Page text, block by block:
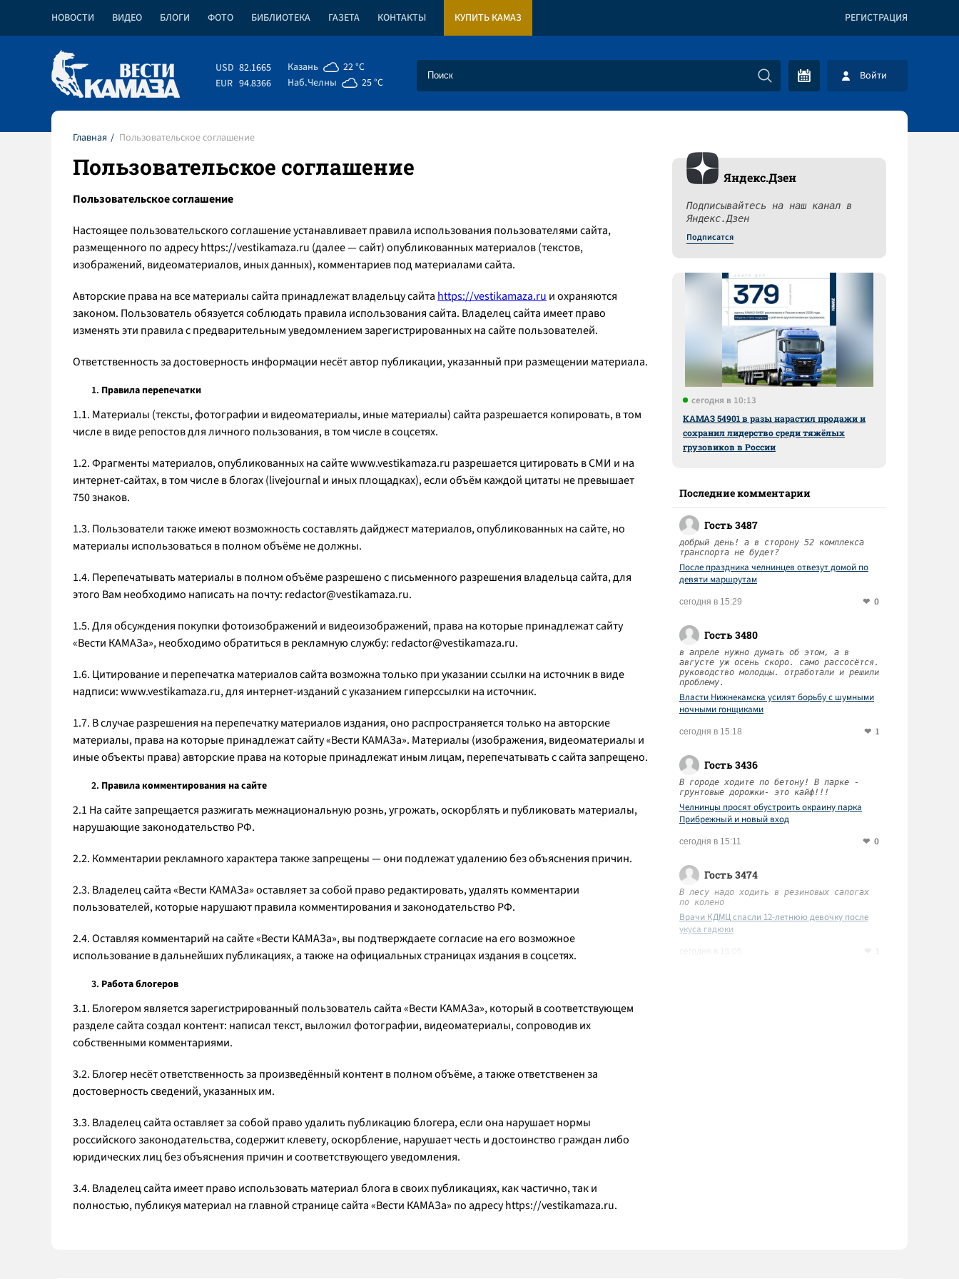
НОВОСТИ ВИДЕО БЛОГИ ФОТО БИБЛИОТЕКА ГАЗЕТА КОНТАКТЫ КУПИТЬ КАМАЗ РЕГИСТРАЦИЯ
USD 82.1665
EUR 94.8366
Казань
22 °C
Наб.Челны
25 °C Войти
Главная Пользовательское соглашение
Пользовательское соглашение
Пользовательское соглашение
Настоящее пользовательского соглашение устанавливает правила использования пользователями сайта,
размещенного по адресу https://vestikamaza.ru (далее — сайт) опубликованных материалов (текстов,
изображений, видеоматериалов, иных данных), комментариев под материалами сайта.
Авторские права на все материалы сайта принадлежат владельцу сайта https://vestikamaza.ru и охраняются
законом. Пользователь обязуется соблюдать правила использования сайта. Владелец сайта имеет право
изменять эти правила с предварительным уведомлением зарегистрированных на сайте пользователей.
Ответственность за достоверность информации несёт автор публикации, указанный при размещении материала.
Правила перепечатки
1.1. Материалы (тексты, фотографии и видеоматериалы, иные материалы) сайта разрешается копировать, в том
числе в виде репостов для личного пользования, в том числе в соцсетях.
1.2. Фрагменты материалов, опубликованных на сайте www.vestikamaza.ru разрешается цитировать в СМИ и на
интернет-сайтах, в том числе в блогах (livejournal и иных площадках), если объём каждой цитаты не превышает
750 знаков.
1.3. Пользователи также имеют возможность составлять дайджест материалов, опубликованных на сайте, но
материалы использоваться в полном объёме не должны.
1.4. Перепечатывать материалы в полном объёме разрешено с письменного разрешения владельца сайта, для
этого Вам необходимо написать на почту: redactor@vestikamaza.ru.
1.5. Для обсуждения покупки фотоизображений и видеоизображений, права на которые принадлежат сайту
«Вести КАМАЗа», необходимо обратиться в рекламную службу: redactor@vestikamaza.ru.
1.6. Цитирование и перепечатка материалов сайта возможна только при указании ссылки на источник в виде
надписи: www.vestikamaza.ru, для интернет-изданий с указанием гиперссылки на источник.
1.7. В случае разрешения на перепечатку материалов издания, оно распространяется только на авторские
материалы, права на которые принадлежат сайту «Вести КАМАЗа». Материалы (изображения, видеоматериалы и
иные объекты права) авторские права на которые принадлежат иным лицам, перепечатывать с сайта запрещено.
Правила комментирования на сайте
2.1 На сайте запрещается разжигать межнациональную рознь, угрожать, оскорблять и публиковать материалы,
нарушающие законодательство РФ.
2.2. Комментарии рекламного характера также запрещены — они подлежат удалению без объяснения причин.
2.3. Владелец сайта «Вести КАМАЗа» оставляет за собой право редактировать, удалять комментарии
пользователей, которые нарушают правила комментирования и законодательство РФ.
2.4. Оставляя комментарий на сайте «Вести КАМАЗа», вы подтверждаете согласие на его возможное
использование в дальнейших публикациях, а также на официальных страницах издания в соцсетях.
Работа блогеров
3.1. Блогером является зарегистрированный пользователь сайта «Вести КАМАЗа», который в соответствующем
разделе сайта создал контент: написал текст, выложил фотографии, видеоматериалы, сопроводив их
собственными комментариями.
3.2. Блогер несёт ответственность за произведённый контент в полном объёме, а также ответственен за
достоверность сведений, указанных им.
3.3. Владелец сайта оставляет за собой право удалить публикацию блогера, если она нарушает нормы
российского законодательства, содержит клевету, оскорбление, нарушает честь и достоинство граждан либо
юридических лиц без объяснения причин и соответствующего уведомления.
3.4. Владелец сайта имеет право использовать материал блога в своих публикациях, как частично, так и
полностью, публикуя материал на главной странице сайта «Вести КАМАЗа» по адресу https://vestikamaza.ru.
Яндекс.Дзен
Подписывайтесь на наш канал в
Яндекс.Дзен
Подписатся
сегодня в 10:13
КАМАЗ 54901 в разы нарастил продажи и
сохранил лидерство среди тяжёлых
грузовиков в России
Последние комментарии
Гость 3487
добрый день! а в сторону 52 комплекса
транспорта не будет?
После праздника челнинцев отвезут домой по
девяти маршрутам
сегодня в 15:29 0
Гость 3480
в апреле нужно думать об этом, а в
августе уж осень скоро. само рассосётся.
руководство молодцы. отработали и решили
проблему.
Власти Нижнекамска усилят борьбу с шумными
ночными гонщиками
сегодня в 15:18 1
Гость 3436
В городе ходите по бетону! В парке -
грунтовые дорожки- это кайф!!!
Челнинцы просят обустроить окраину парка
Прибрежный и новый вход
сегодня в 15:11 0
Гость 3474
В лесу надо ходить в резиновых сапогах
по колено
Врачи КДМЦ спасли 12-летнюю девочку после
укуса гадюки